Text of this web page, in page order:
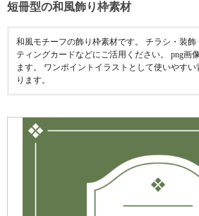
短冊型の和風飾り枠素材
和風モチーフの飾り枠素材です。 チラシ・装
ティングカードなどにご活用ください。 png画
ます。 ワンポイントイラストとして使いやす
ります。